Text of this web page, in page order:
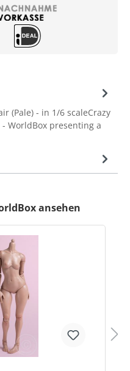
(Pale) - in 1/6 scaleCrazy
WorldBox presenting a
ansehen